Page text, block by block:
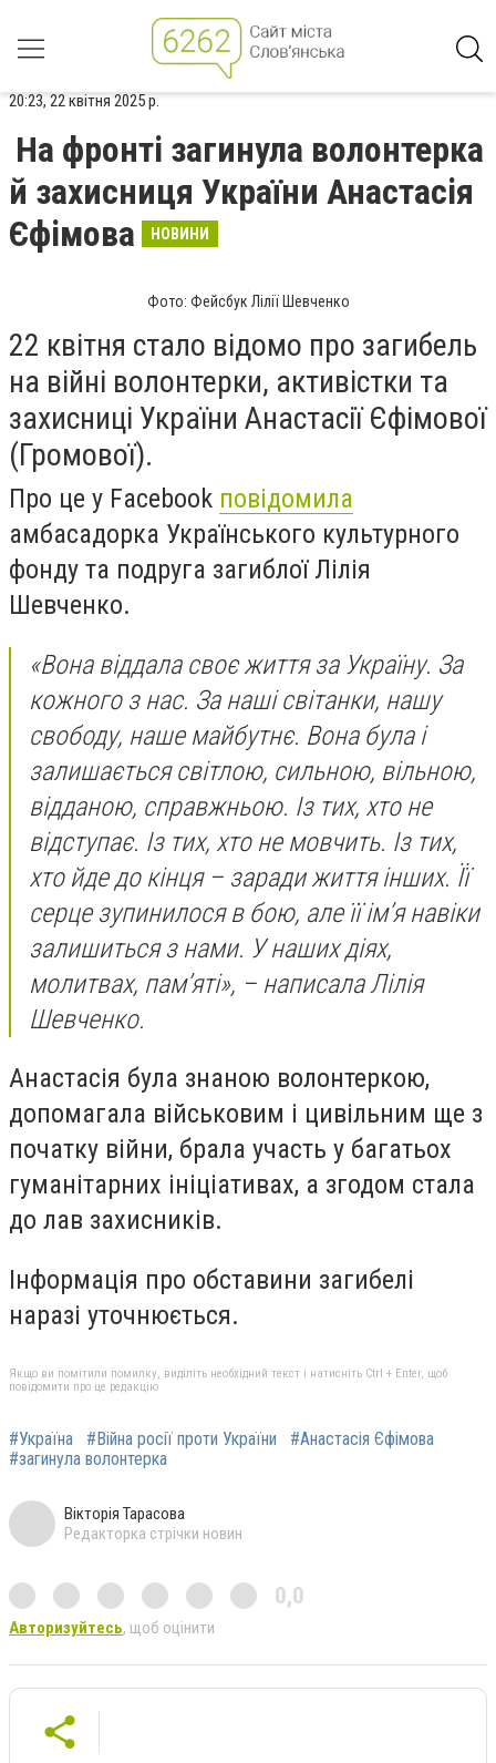
20:23, 22 квітня 2025 р.
На фронті загинула волонтерка
й захисниця України Анастасія
Єфімова
НОВИНИ
Фото: Фейсбук Лілії Шевченко
22 квітня стало відомо про загибель
на війні волонтерки, активістки та
захисниці України Анастасії Єфімової
(Громової).
Про це у Facebook повідомила
амбасадорка Українського культурного
фонду та подруга загиблої Лілія
Шевченко.
«Вона віддала своє життя за Україну. За
кожного з нас. За наші світанки, нашу
свободу, наше майбутнє. Вона була і
залишається світлою, сильною, вільною,
відданою, справжньою. Із тих, хто не
відступає. Із тих, хто не мовчить. Із тих,
хто йде до кінця – заради життя інших. Її
серце зупинилося в бою, але її ім’я навіки
залишиться з нами. У наших діях,
молитвах, пам’яті», – написала Лілія
Шевченко.
Анастасія була знаною волонтеркою,
допомагала військовим і цивільним ще з
початку війни, брала участь у багатьох
гуманітарних ініціативах, а згодом стала
до лав захисників.
Інформація про обставини загибелі
наразі уточнюється.
Якщо ви помітили помилку, виділіть необхідний текст і натисніть Ctrl + Enter, щоб
повідомити про це редакцію
#Україна #Війна росії проти України
#Анастасія Єфімова
#загинула волонтерка
Вікторія Тарасова
Редакторка стрічки новин
0,0
Авторизуйтесь, щоб оцінити